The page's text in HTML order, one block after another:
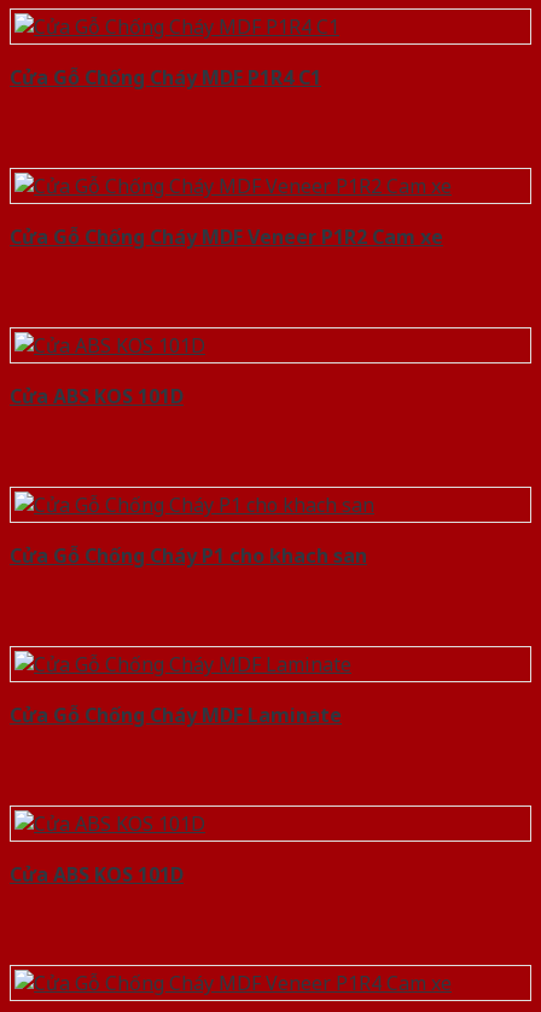
Cửa Gỗ Chống Cháy MDF P1R4 C1
Cửa Gỗ Chống Cháy MDF Veneer P1R2 Cam xe
Cửa ABS KOS 101D
Cửa Gỗ Chống Cháy P1 cho khach san
Cửa Gỗ Chống Cháy MDF Laminate
Cửa ABS KOS 101D